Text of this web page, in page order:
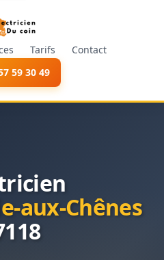
Tarifs
Contact
59 30 49
aux-Chênes